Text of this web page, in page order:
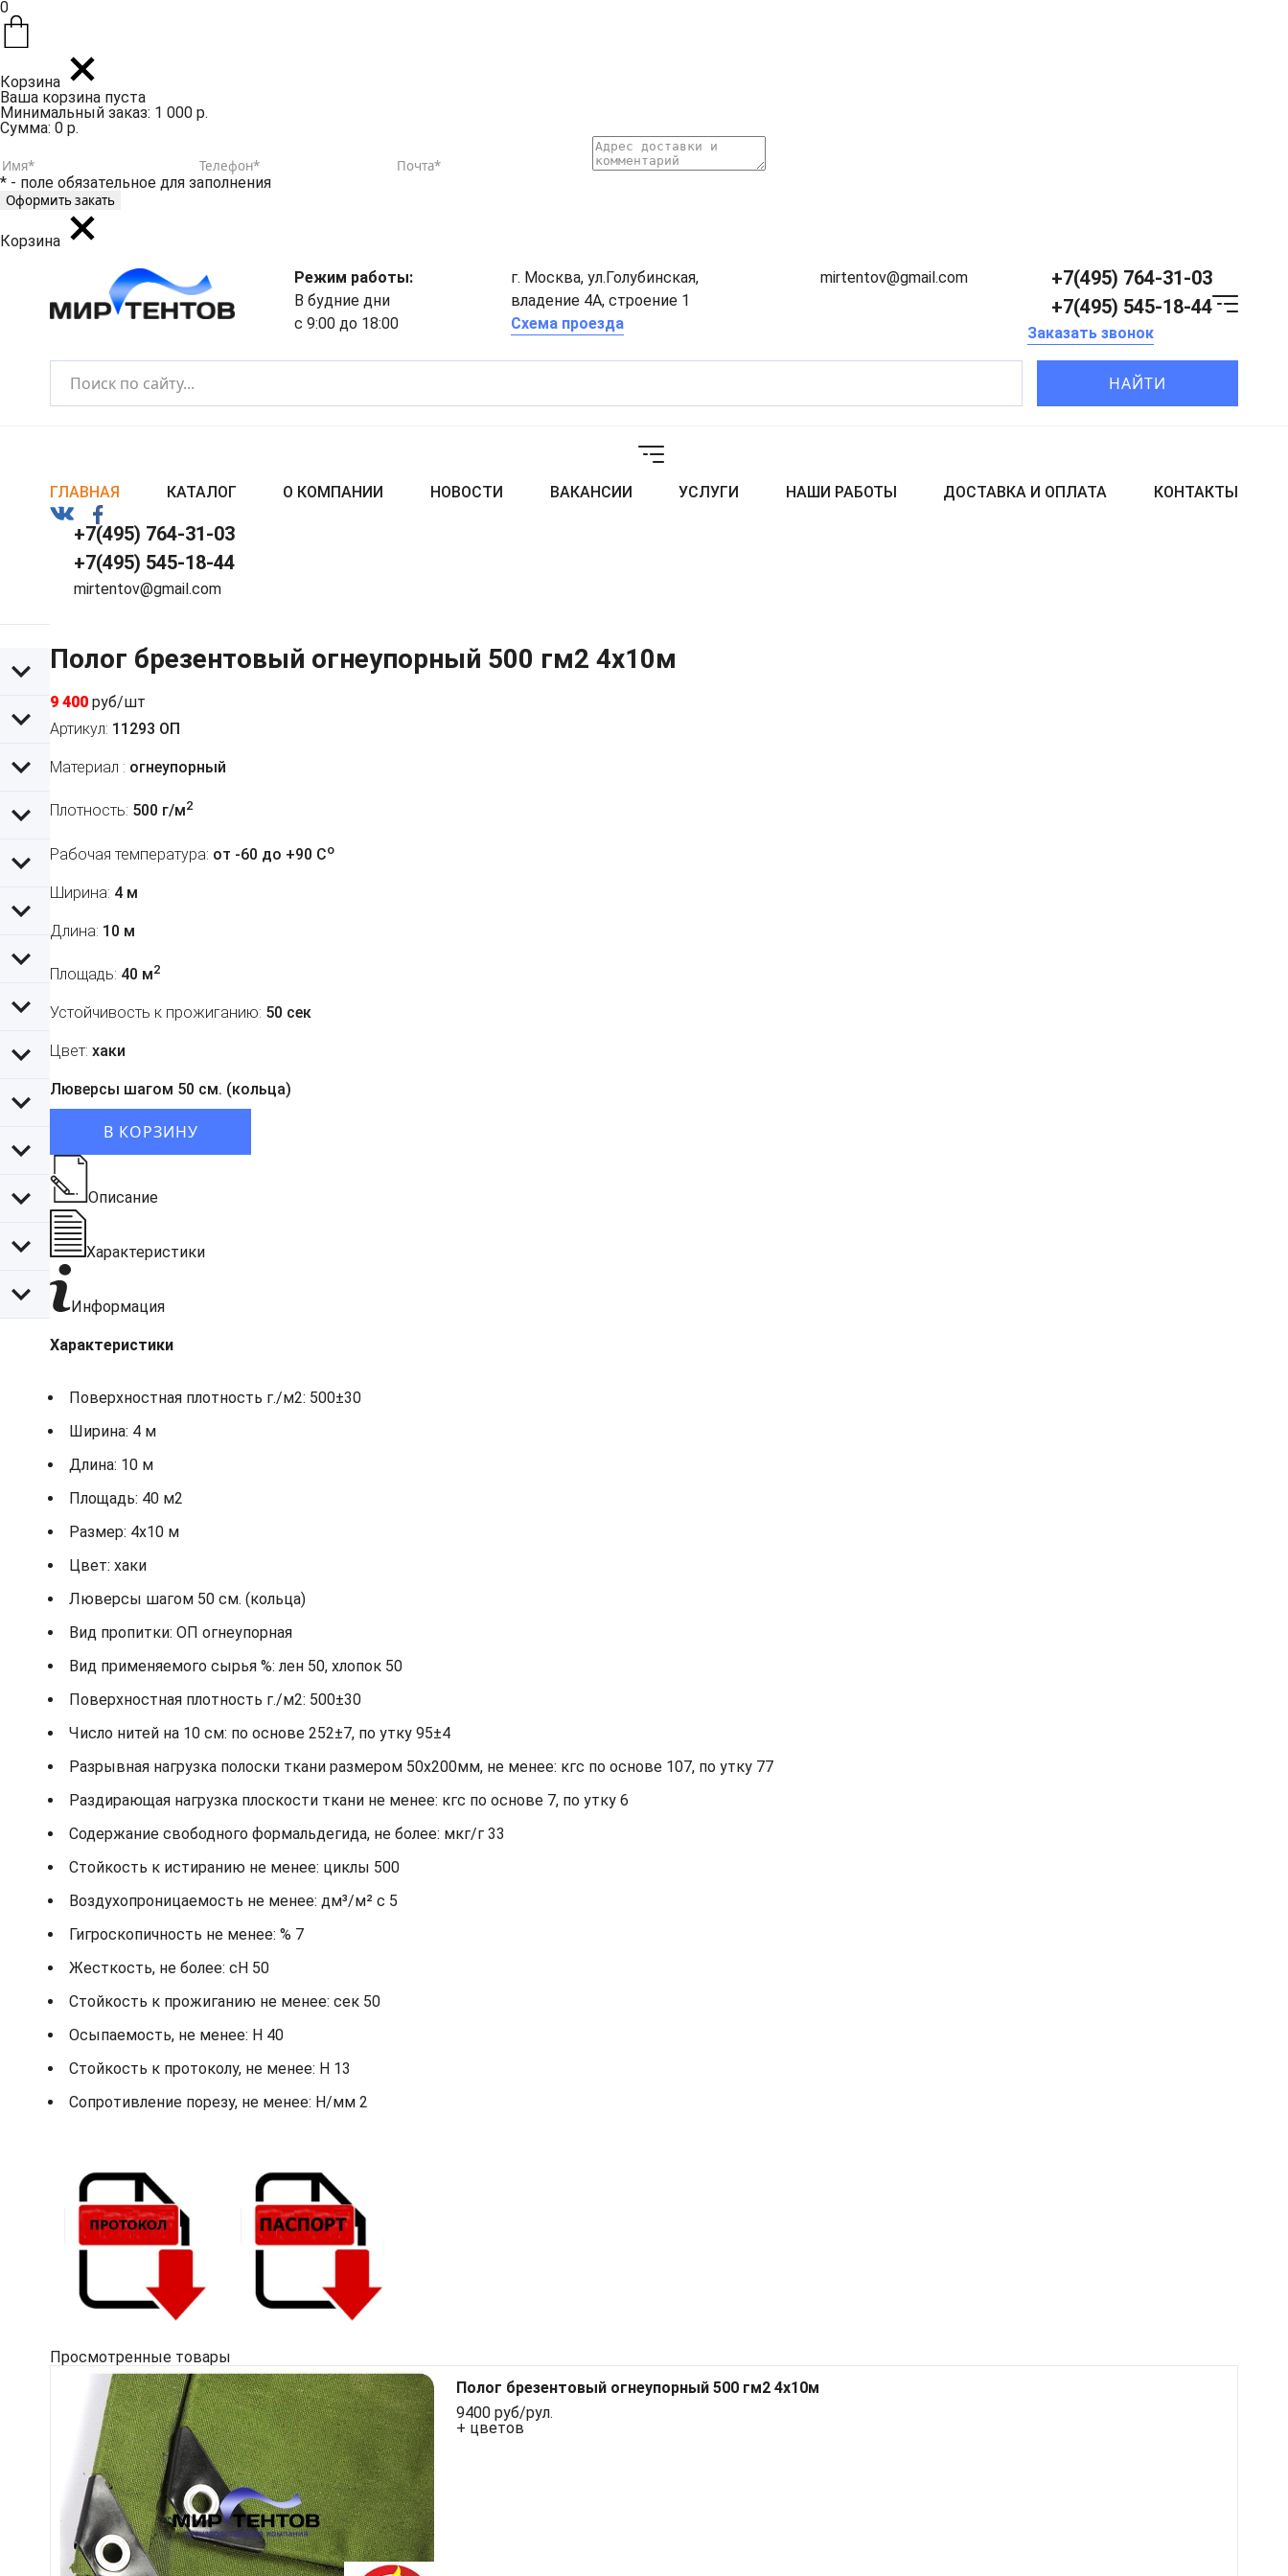
0
Корзина
Ваша корзина пуста
Минимальный заказ: 1 000 р.
Сумма: 0 р.
* - поле обязательное для заполнения
Корзина
Режим работы:
В будние дни
с 9:00 до 18:00
г. Москва, ул.Голубинская,
владение 4А, строение 1
Схема проезда
mirtentov@gmail.com
+7(495) 764-31-03
+7(495) 545-18-44
Заказать звонок
НАЙТИ
ГЛАВНАЯ КАТАЛОГ О КОМПАНИИ НОВОСТИ ВАКАНСИИ УСЛУГИ НАШИ РАБОТЫ ДОСТАВКА И ОПЛАТА КОНТАКТЫ
+7(495) 764-31-03
+7(495) 545-18-44
mirtentov@gmail.com
Полог брезентовый огнеупорный 500 гм2 4x10м
9 400 руб/шт
Артикул: 11293 ОП
Материал : огнеупорный
Плотность: 500 г/м2
Рабочая температура: от -60 до +90 Co
Ширина: 4 м
Длина: 10 м
Площадь: 40 м2
Устойчивость к прожиганию: 50 сек
Цвет: хаки
Люверсы шагом 50 см. (кольца)
В КОРЗИНУ
Описание
Характеристики
Информация
Характеристики
Поверхностная плотность г./м2: 500±30
Ширина: 4 м
Длина: 10 м
Площадь: 40 м2
Размер: 4х10 м
Цвет: хаки
Люверсы шагом 50 см. (кольца)
Вид пропитки: ОП огнеупорная
Вид применяемого сырья %: лен 50, хлопок 50
Поверхностная плотность г./м2: 500±30
Число нитей на 10 см: по основе 252±7, по утку 95±4
Разрывная нагрузка полоски ткани размером 50х200мм, не менее: кгс по основе 107, по утку 77
Раздирающая нагрузка плоскости ткани не менее: кгс по основе 7, по утку 6
Содержание свободного формальдегида, не более: мкг/г 33
Стойкость к истиранию не менее: циклы 500
Воздухопроницаемость не менее: дм³/м² с 5
Гигроскопичность не менее: % 7
Жесткость, не более: cH 50
Стойкость к прожиганию не менее: сек 50
Осыпаемость, не менее: H 40
Стойкость к протоколу, не менее: H 13
Сопротивление порезу, не менее: Н/мм 2
Просмотренные товары
Полог брезентовый огнеупорный 500 гм2 4x10м
9400 руб/рул.
+ цветов